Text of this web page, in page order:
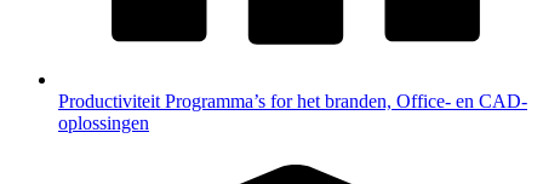
Productiviteit Programma’s for het branden, Office- en CAD-
oplossingen